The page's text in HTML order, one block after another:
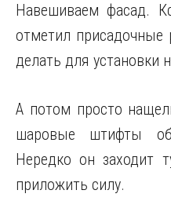
Навешиваем фасад.
отметил
делать для установки
А потом просто
шаровые штифты
Нередко он заходит
приложить силу.